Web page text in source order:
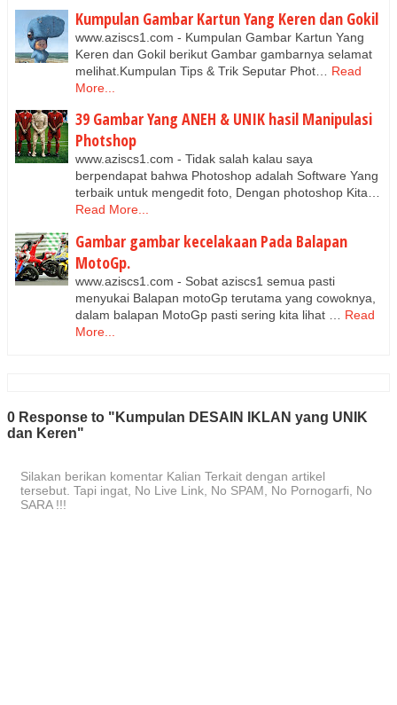
Kumpulan Gambar Kartun Yang Keren dan Gokil
www.aziscs1.com - Kumpulan Gambar Kartun Yang
Keren dan Gokil berikut Gambar gambarnya selamat
melihat.Kumpulan Tips & Trik Seputar Phot…
Read
More...
39 Gambar Yang ANEH & UNIK hasil Manipulasi
Photshop
www.aziscs1.com - Tidak salah kalau saya
berpendapat bahwa Photoshop adalah Software Yang
terbaik untuk mengedit foto, Dengan photoshop Kita…
Read More...
Gambar gambar kecelakaan Pada Balapan
MotoGp.
www.aziscs1.com - Sobat aziscs1 semua pasti
menyukai Balapan motoGp terutama yang cowoknya,
dalam balapan MotoGp pasti sering kita lihat …
Read
More...
0 Response to "Kumpulan DESAIN IKLAN yang UNIK
dan Keren"
Silakan berikan komentar Kalian Terkait dengan artikel
tersebut. Tapi ingat, No Live Link, No SPAM, No Pornogarfi, No
SARA !!!